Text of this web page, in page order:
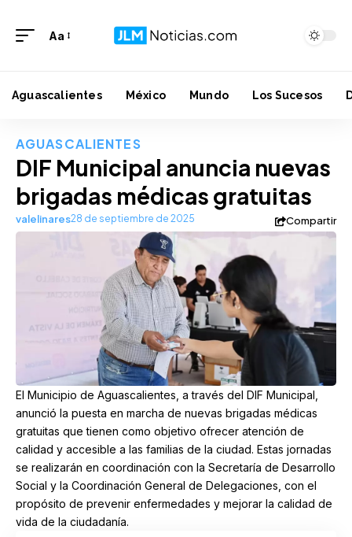
Aa
Aguascalientes México Mundo Los Sucesos
AGUASCALIENTES
DIF Municipal anuncia nuevas
brigadas médicas gratuitas
valelinares28 de septiembre de 2025 Compartir
El Municipio de Aguascalientes , a través del DIF Municipal
anunció la puesta en marcha de nuevas brigadas médicas
gratuitas que tienen como objetivo ofrecer atención de
calidad y accesible a las familias de la ciudad. Estas jornadas
se realizarán en coordinación con la Secretaría de Desarrollo
Social y la Coordinación General de Delegaciones, con el
propósito de prevenir enfermedades y mejorar la calidad de
vida de la ciudadanía.